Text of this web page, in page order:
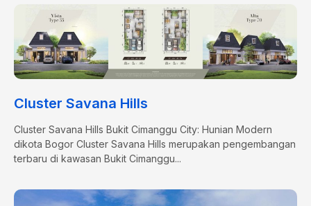
Cluster Savana Hills
Cluster Savana Hills Bukit Cimanggu City: Hunian Modern
dikota Bogor Cluster Savana Hills merupakan pengembangan
terbaru di kawasan Bukit Cimanggu...